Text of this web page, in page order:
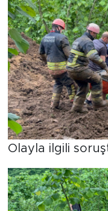
Olayla ilgili